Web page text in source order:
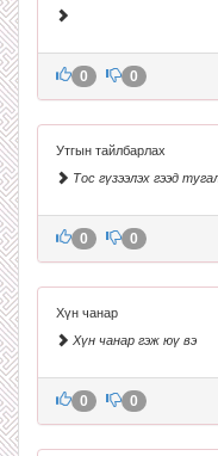
0 0
Утгын тайлбарлах
Тос гүзээлэх гээд
0 0
Хүн чанар
Хүн чанар гэж юү вэ
0 0